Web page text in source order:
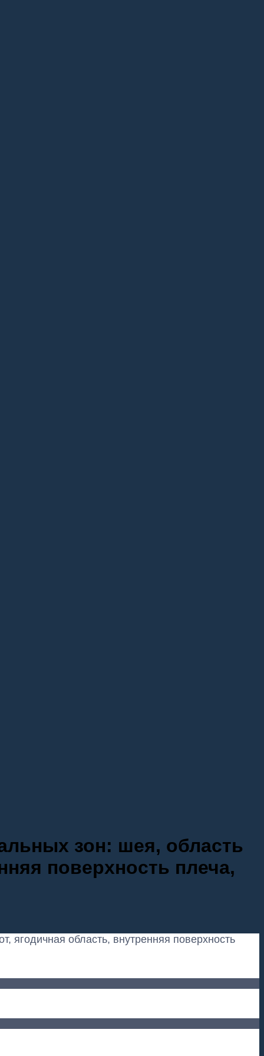
зон: шея, область
поверхность плеча,
ягодичная область, внутренняя поверхность